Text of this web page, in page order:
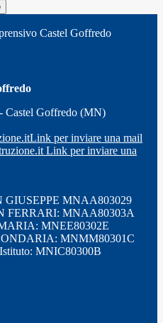
Castel Goffredo
Castel Goffredo (MN)
Link per inviare una mail
Link per inviare una
GIUSEPPE MNAA803029
FERRARI: MNAA80303A
MNEE80302E
MNMM80301C
MNIC80300B